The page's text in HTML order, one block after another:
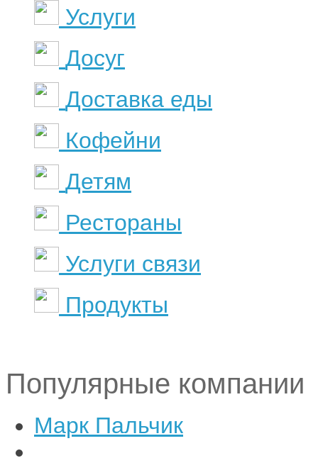
Услуги
Досуг
Доставка еды
Кофейни
Детям
Рестораны
Услуги связи
Продукты
Популярные компании
Марк Пальчик